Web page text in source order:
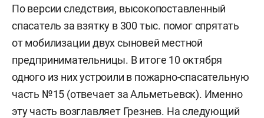
По версии следствия, высокопоставленный
спасатель за взятку в 300 тыс. помог спрятать
от мобилизации двух сыновей местной
предпринимательницы. В итоге 10 октября
одного из них устроили в пожарно-спасательную
часть №15 (отвечает за Альметьевск). Именно
эту часть возглавляет Грезнев. На следующий